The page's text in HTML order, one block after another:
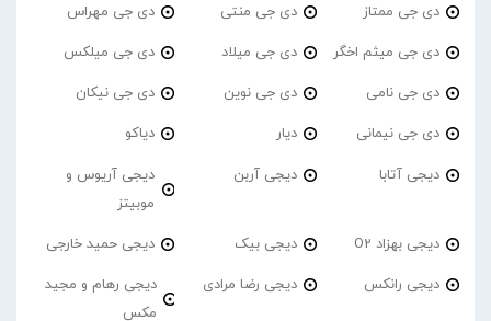
دی جی ممتاز دی جی منتی دی جی مهراس
دی جی میثم اخگر دی جی میلاد دی جی میلکس
دی جی نامی دی جی نوین دی جی نیکان
دی جی نیمانی دیار دیاکو
دیجی آتابا دیجی آربن
دیجی آریوس و
موبیتز
دیجی بهزاد O2 دیجی بیک دیجی حمید خارجی
دیجی رانکس دیجی رضا مرادی
دیجی رهام و مجید
مکس